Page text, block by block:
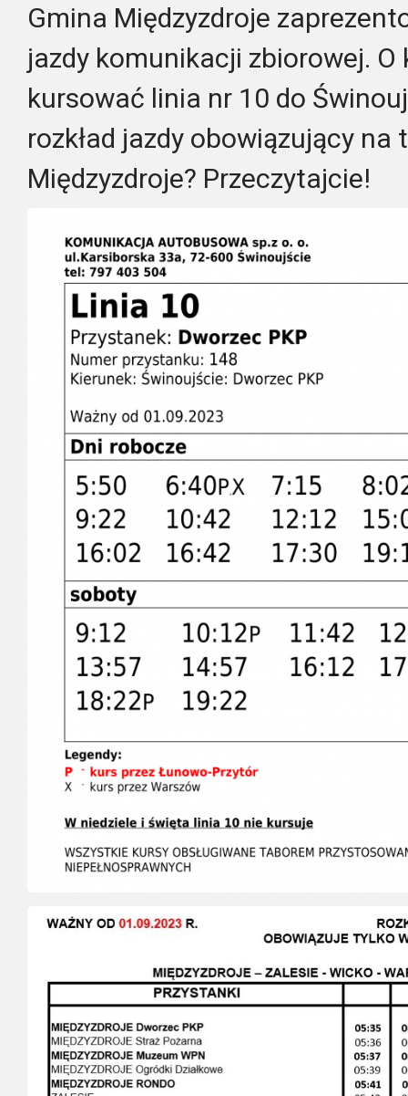
Gmina Międzyzdroje
jazdy komunikacji zbiorowej.
kursować linia nr 10 do
rozkład jazdy obowiązujący na
Międzyzdroje? Przeczytajcie!